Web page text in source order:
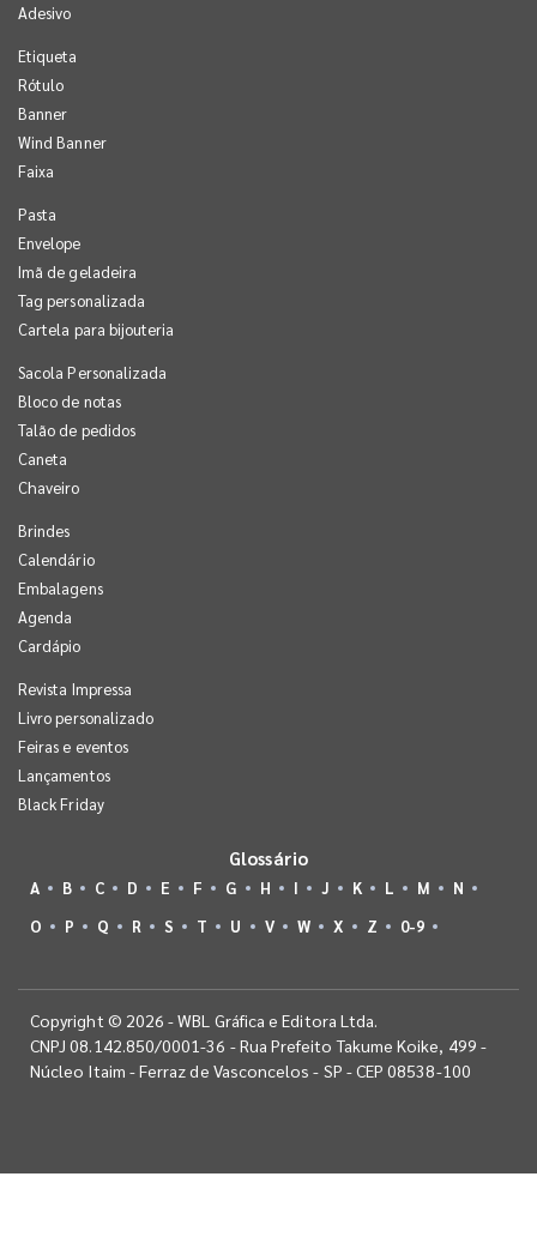
Adesivo
Etiqueta
Rótulo
Banner
Wind Banner
Faixa
Pasta
Envelope
Imã de geladeira
Tag personalizada
Cartela para bijouteria
Sacola Personalizada
Bloco de notas
Talão de pedidos
Caneta
Chaveiro
Brindes
Calendário
Embalagens
Agenda
Cardápio
Revista Impressa
Livro personalizado
Feiras e eventos
Lançamentos
Black Friday
Glossário
A B C D E F G H I J K L M
N
O
P Q R S T U V W X Z 0-9
Copyright © 2026 - WBL Gráfica e Editora Ltda.
CNPJ 08.142.850/0001-36 - Rua Prefeito Takume Koike, 499 -
Núcleo Itaim - Ferraz de Vasconcelos - SP - CEP 08538-100